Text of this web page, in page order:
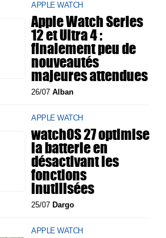
APPLE WATCH
Apple Watch Series
12 et Ultra 4 :
finalement peu de
nouveautés
majeures attendues
26/07Alban
APPLE WATCH
watchOS 27 optimise
la batterie en
désactivant les
fonctions
inutilisées
25/07 Dargo
APPLE WATCH